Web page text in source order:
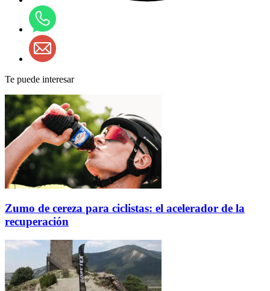
Te puede interesar
Zumo de cereza para ciclistas: el acelerador de la
recuperación